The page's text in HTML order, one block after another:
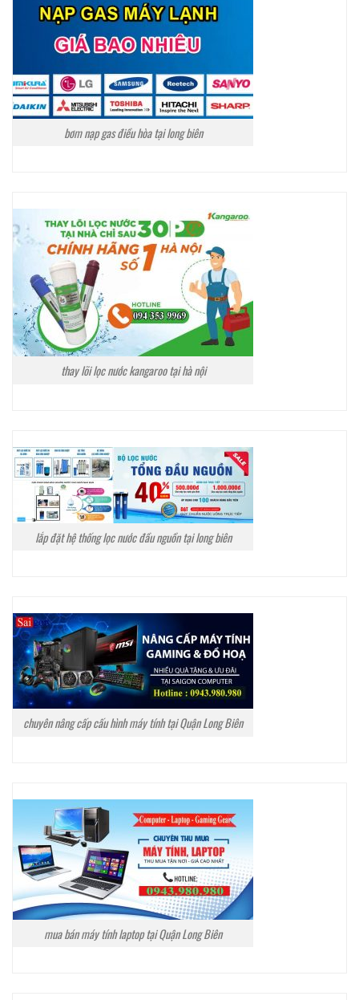
bơm nạp gas điều hòa tại long biên
thay lõi lọc nước kangaroo tại hà nội
lắp đặt hệ thống lọc nước đầu nguồn tại long biên
chuyên nâng cấp cấu hình máy tính tại Quận Long Biên
mua bán máy tính laptop tại Quận Long Biên